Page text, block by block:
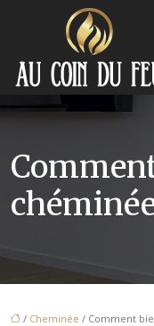
/ Cheminée / Comment